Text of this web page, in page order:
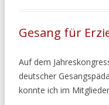
Gesang für
Auf dem
deutscher
konnte ich im